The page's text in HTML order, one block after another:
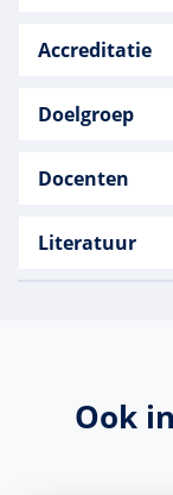
Accreditatie
Doelgroep
Docenten
Literatuur
Ook